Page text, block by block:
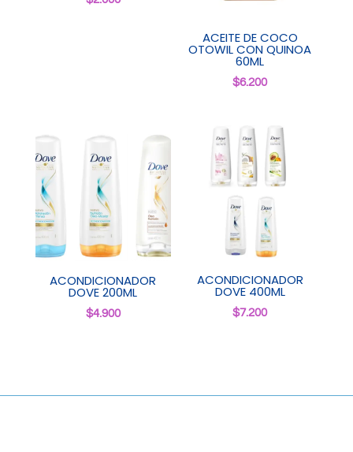
ACEITE DE COCO
OTOWIL CON QUINOA
60ML
$6.200
ACONDICIONADOR
DOVE 200ML
$4.900
ACONDICIONADOR
DOVE 400ML
$7.200